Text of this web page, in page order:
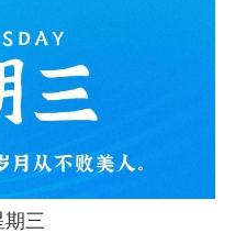
无创溶斑术
三